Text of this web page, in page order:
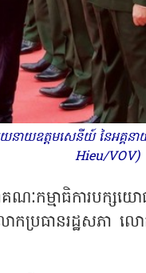
ាយឧត្តមសេនីយ៍ នៃអគ្គនា
Hieu/VOV)
ម្មាធិការបក្សយោធ
កប្រធានរដ្ឋសភា